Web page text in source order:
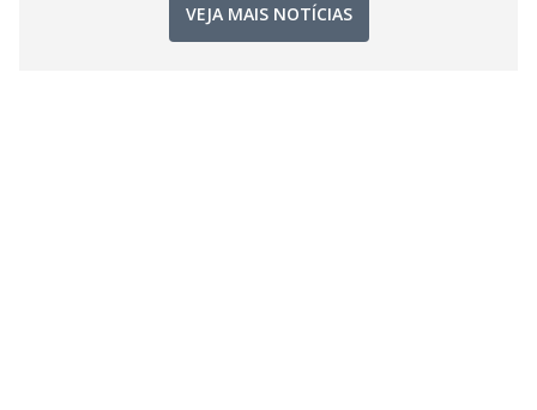
VEJA MAIS NOTÍCIAS